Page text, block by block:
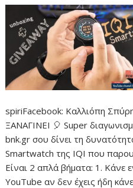
spiriFacebook: Καλλιόπη
ΞΑΝΑΓΙΝΕΙ 🎈 Super
bnk.gr σου δίνει τη
Smartwatch της IQI που
Είναι 2 απλά βήματα: 1. Κάνε
YouTube αν δεν έχεις ήδη